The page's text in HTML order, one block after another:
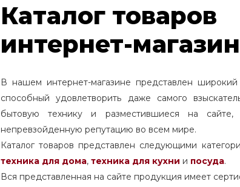
Каталог товаров
интернет-
В нашем интернет-магазине представлен
способный удовлетворить даже самого
бытовую технику и разместившиеся на
непревзойденную репутацию во всем мире.
Каталог товаров представлен следующими
техника для дома, техника для кухни и посуда.
Вся представленная на сайте продукция имеет